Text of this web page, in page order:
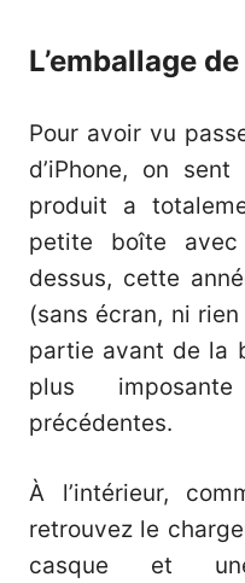
L’emballage
Pour avoir vu
d’iPhone, on
produit a
petite boîte avec
dessus, cette
(sans écran, ni
partie avant de la
plus
précédentes.
À l’intérieur,
retrouvez le
casque et